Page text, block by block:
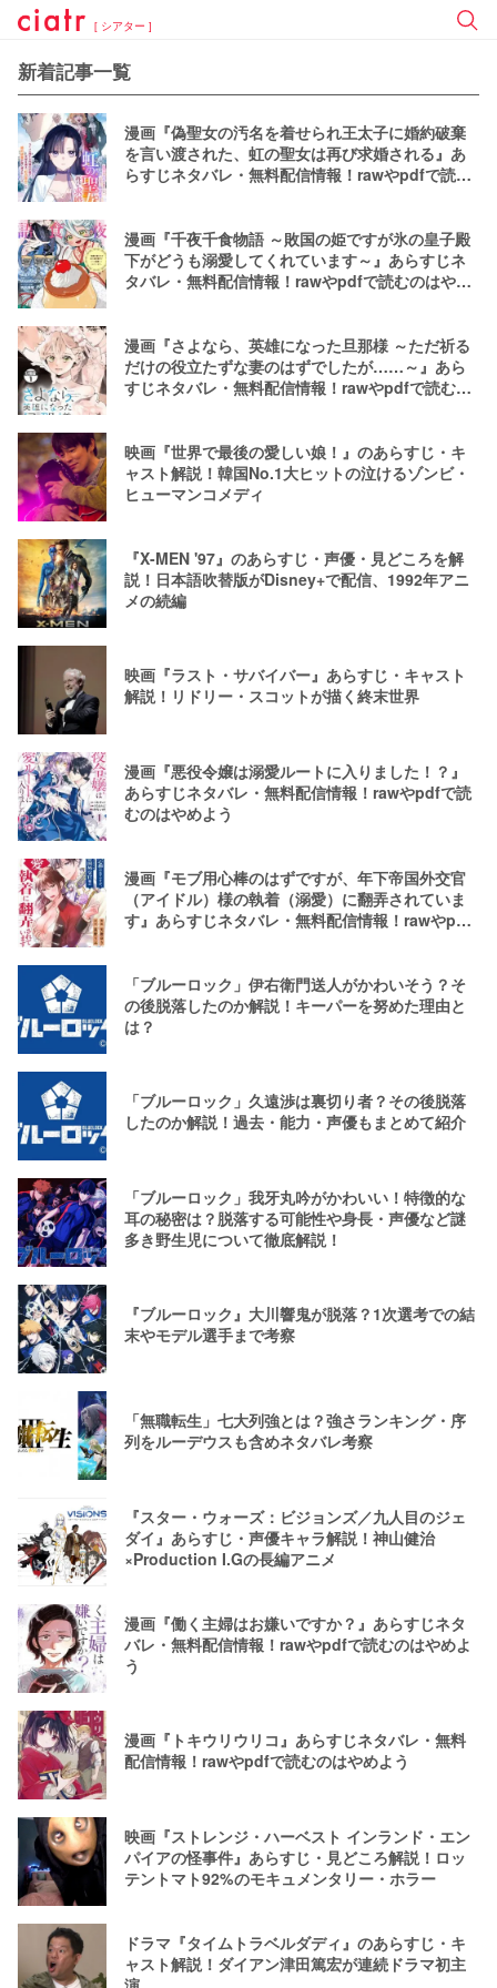
[ シアター ]
新着記事一覧
漫画『偽聖女の汚名を着せられ王太子に婚約破棄
を言い渡された、虹の聖女は再び求婚される』あ
らすじネタバレ・無料配信情報！rawやpdfで読む
漫画『千夜千食物語 ～敗国の姫ですが氷の皇子殿
下がどうも溺愛してくれています～』あらすじネ
タバレ・無料配信情報！rawやpdfで読むのはやめ
漫画『さよなら、英雄になった旦那様 ～ただ祈る
だけの役立たずな妻のはずでしたが……～』あら
すじネタバレ・無料配信情報！rawやpdfで読むの
映画『世界で最後の愛しい娘！』のあらすじ・キ
ャスト解説！韓国No.1大ヒットの泣けるゾンビ・
ヒューマンコメディ
『X-MEN '97』のあらすじ・声優・見どころを解
説！日本語吹替版がDisney+で配信、1992年アニ
メの続編
映画『ラスト・サバイバー』あらすじ・キャスト
解説！リドリー・スコットが描く終末世界
漫画『悪役令嬢は溺愛ルートに入りました！？』
あらすじネタバレ・無料配信情報！rawやpdfで読
むのはやめよう
漫画『モブ用心棒のはずですが、年下帝国外交官
（アイドル）様の執着（溺愛）に翻弄されていま
す』あらすじネタバレ・無料配信情報！rawやpdf
「ブルーロック」伊右衛門送人がかわいそう？そ
の後脱落したのか解説！キーパーを努めた理由と
は？
「ブルーロック」久遠渉は裏切り者？その後脱落
したのか解説！過去・能力・声優もまとめて紹介
「ブルーロック」我牙丸吟がかわいい！特徴的な
耳の秘密は？脱落する可能性や身長・声優など謎
多き野生児について徹底解説！
『ブルーロック』大川響鬼が脱落？1次選考での結
末やモデル選手まで考察
「無職転生」七大列強とは？強さランキング・序
列をルーデウスも含めネタバレ考察
『スター・ウォーズ：ビジョンズ／九人目のジェ
ダイ』あらすじ・声優キャラ解説！神山健治
×Production I.Gの長編アニメ
漫画『働く主婦はお嫌いですか？』あらすじネタ
バレ・無料配信情報！rawやpdfで読むのはやめよ
う
漫画『トキウリウリコ』あらすじネタバレ・無料
配信情報！rawやpdfで読むのはやめよう
映画『ストレンジ・ハーベスト インランド・エン
パイアの怪事件』あらすじ・見どころ解説！ロッ
テントマト92%のモキュメンタリー・ホラー
ドラマ『タイムトラベルダディ』のあらすじ・キ
ャスト解説！ダイアン津田篤宏が連続ドラマ初主